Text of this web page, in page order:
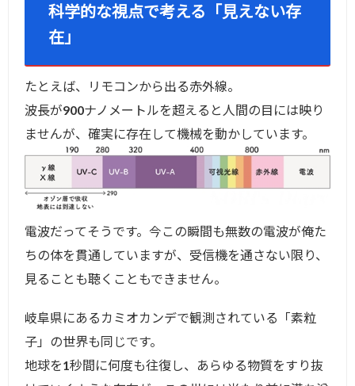
科学的な視点で考える「見えない存
在」
たとえば、リモコンから出る赤外線。
波長が900ナノメートルを超えると人間の目には映り
ませんが、確実に存在して機械を動かしています。
電波だってそうです。今この瞬間も無数の電波が俺た
ちの体を貫通していますが、受信機を通さない限り、
見ることも聴くこともできません。
岐阜県にあるカミオカンデで観測されている「素粒
子」の世界も同じです。
地球を1秒間に何度も往復し、あらゆる物質をすり抜